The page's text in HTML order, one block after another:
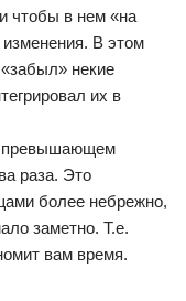
чтобы в нем «на
В этом
некие
их в
превышающем
раза. Это
более небрежно,
заметно. Т.е.
вам время.